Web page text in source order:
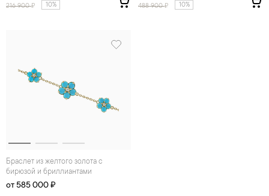
216 900₽ 10% 488 900₽ 10%
Браслет из желтого золота с
бирюзой и бриллиантами
от 585 000 ₽